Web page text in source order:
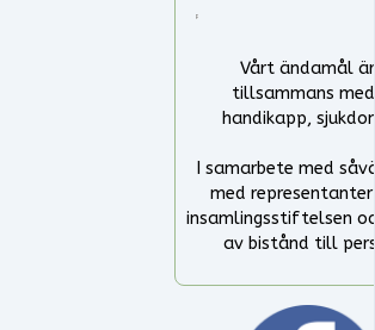
Vårt ändamål
tillsammans
handikapp,
I samarbete med
med
insamlingsstiftelsen
av bistånd till